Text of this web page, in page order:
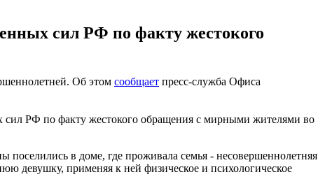
сил РФ по факту жестокого
Об этом сообщает пресс-служба Офиса
РФ по факту жестокого обращения с мирными жителями во
поселились в доме, где проживала семья - несовершеннолетняя
девушку, применяя к ней физическое и психологическое